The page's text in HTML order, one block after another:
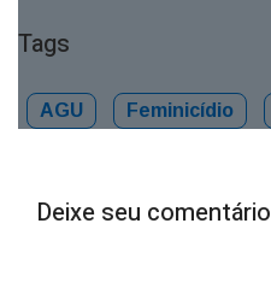
Tags
AGU Feminicídio
Deixe seu comentário